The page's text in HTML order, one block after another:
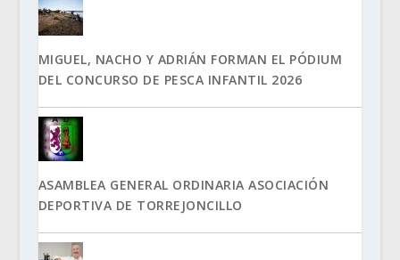
MIGUEL, NACHO Y ADRIÁN FORMAN EL PÓDIUM
DEL CONCURSO DE PESCA INFANTIL 2026
ASAMBLEA GENERAL ORDINARIA ASOCIACIÓN
DEPORTIVA DE TORREJONCILLO